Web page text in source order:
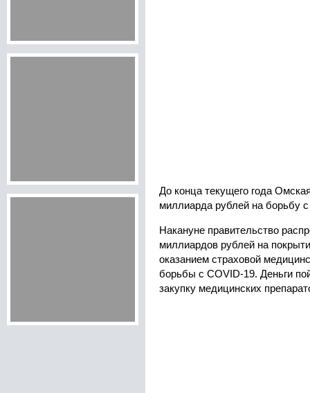
До конца текущего года
миллиарда рублей на борьбу
Накануне правительство
миллиардов рублей на
оказанием страховой
борьбы с COVID-19. Деньги
закупку медицинских